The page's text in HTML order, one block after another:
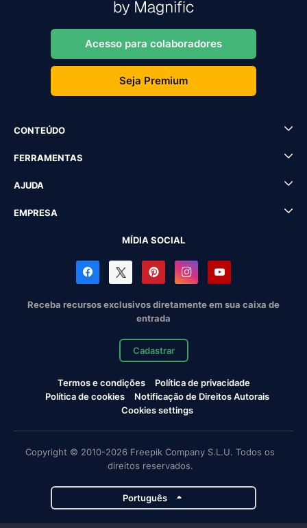
Acesso para colaboradores
Seja Premium
CONTEÚDO
FERRAMENTAS
AJUDA
EMPRESA
MÍDIA SOCIAL
Receba recursos exclusivos diretamente em sua caixa de
entrada
Cadastrar
Termos e condições
Política de privacidade
Política de cookies
Notificação de Direitos Autorais
Cookies settings
Copyright © 2010-2026 Freepik Company S.L.U. Todos os
direitos reservados.
Português